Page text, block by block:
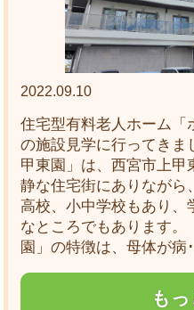
2022.09.10
住宅型有料老人ホーム「
の施設見学に行ってきま
甲東園」は、西宮市上甲
静な住宅街にありながら
高校、小中学校もあり、
なところでもあります。
園」の特徴は、母体が病
も